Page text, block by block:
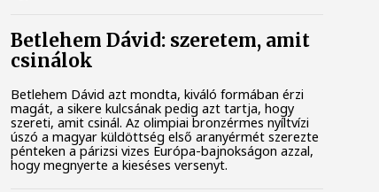
Betlehem Dávid: szeretem, amit
csinálok
Betlehem Dávid azt mondta, kiváló formában érzi
magát, a sikere kulcsának pedig azt tartja, hogy
szereti, amit csinál. Az olimpiai bronzérmes nyíltvízi
úszó a magyar küldöttség első aranyérmét szerezte
pénteken a párizsi vizes Európa-bajnokságon azzal,
hogy megnyerte a kieséses versenyt.